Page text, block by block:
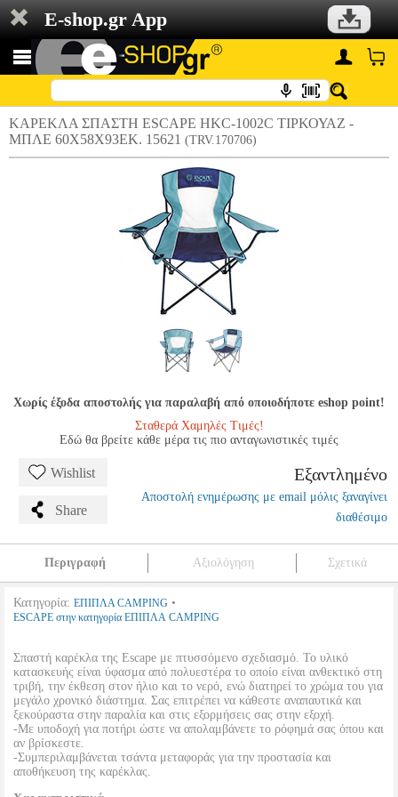
E-shop.gr App
ΚΑΡΕΚΛΑ ΣΠΑΣΤΗ ESCAPE HKC-1002C ΤΙΡΚΟΥΑΖ -
ΜΠΛΕ 60X58X93ΕΚ. 15621 (TRV.170706)
Χωρίς έξοδα αποστολής για παραλαβή από οποιοδήποτε eshop point!
Σταθερά Χαμηλές Τιμές!
Εδώ θα βρείτε κάθε μέρα τις πιο ανταγωνιστικές τιμές
Wishlist
Share
Εξαντλημένο
Αποστολή ενημέρωσης με email μόλις ξαναγίνει
διαθέσιμο
Περιγραφή Αξιολόγηση Σχετικά
Κατηγορία: ΕΠΙΠΛΑ CAMPING •
ESCAPE στην κατηγορία ΕΠΙΠΛΑ CAMPING
Σπαστή καρέκλα της Escape με πτυσσόμενο σχεδιασμό. Το υλικό
κατασκευής είναι ύφασμα από πολυεστέρα το οποίο είναι ανθεκτικό στη
τριβή, την έκθεση στον ήλιο και το νερό, ενώ διατηρεί το χρώμα του για
μεγάλο χρονικό διάστημα. Σας επιτρέπει να κάθεστε αναπαυτικά και
ξεκούραστα στην παραλία και στις εξορμήσεις σας στην εξοχή.
-Με υποδοχή για ποτήρι ώστε να απολαμβάνετε το ρόφημά σας όπου και
αν βρίσκεστε.
-Συμπεριλαμβάνεται τσάντα μεταφοράς για την προστασία και
αποθήκευση της καρέκλας.